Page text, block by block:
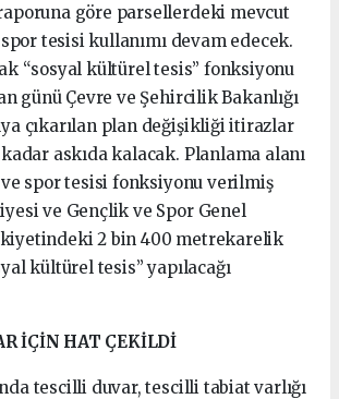
göre parsellerdeki mevcut
tesisi kullanımı devam edecek.
“sosyal kültürel tesis” fonksiyonu
günü Çevre ve Şehircilik Bakanlığı
çıkarılan plan değişikliği itirazlar
kadar askıda kalacak. Planlama alanı
spor tesisi fonksiyonu verilmiş
ve Gençlik ve Spor Genel
2 bin 400 metrekarelik
kültürel tesis” yapılacağı
İÇİN HAT ÇEKİLDİ
tescilli duvar, tescilli tabiat varlığı